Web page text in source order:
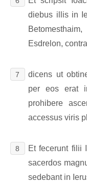
diebus illis in
Esdrelon,
7
dicens ut
per eos erat
prohibere
accessus viris
8
Et fecerunt filii
sacerdos
sedebant in